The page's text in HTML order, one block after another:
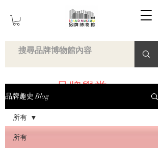
品牌學堂
品牌趣史 Blog
所有
所有